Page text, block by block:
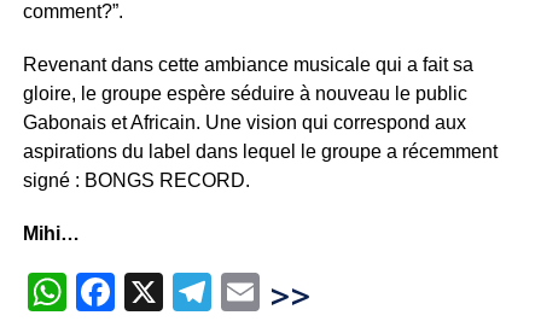
comment?”.
Revenant dans cette ambiance musicale qui a fait sa
gloire, le groupe espère séduire à nouveau le public
Gabonais et Africain. Une vision qui correspond aux
aspirations du label dans lequel le groupe a récemment
signé : BONGS RECORD.
Mihi…
WhatsApp
Facebook
X Telegram
Email
>>